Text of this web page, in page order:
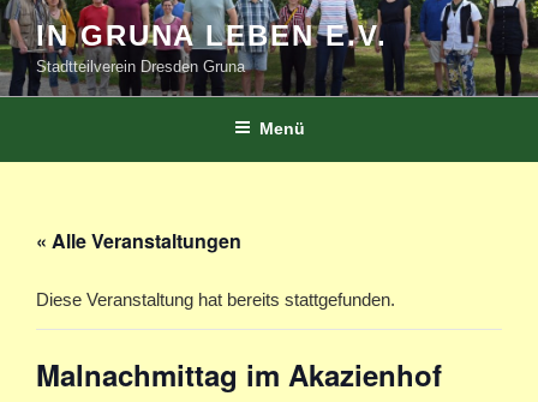
Zum
Inhalt
springen
IN GRUNA LEBEN E.V.
Stadtteilverein Dresden Gruna
Menü
« Alle Veranstaltungen
Diese Veranstaltung hat bereits stattgefunden.
Malnachmittag im Akazienhof